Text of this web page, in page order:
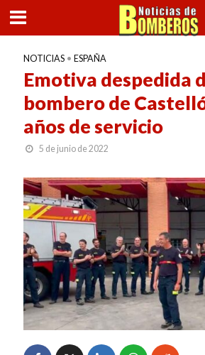
NOTICIAS • ESPAÑA
Emotiva despedida
bombero de
años de servicio
5 de junio de 2022